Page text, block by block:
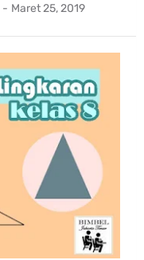
- Maret 25, 2019